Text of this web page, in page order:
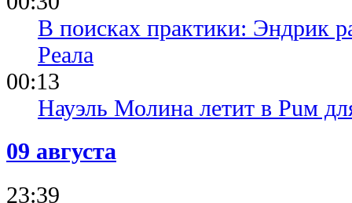
В поисках практики: Эндрик
Реала
00:13
Науэль Молина летит в Puм
09 августа
23:39